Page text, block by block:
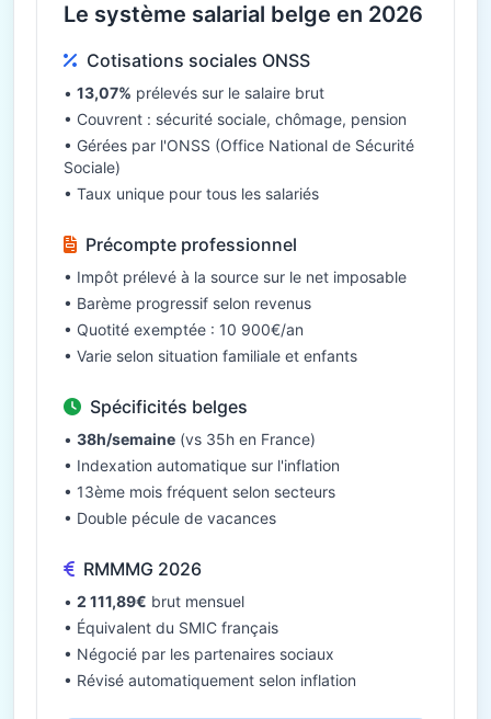
Le système salarial belge en 2026
Cotisations sociales ONSS
• 13,07% prélevés sur le salaire brut
• Couvrent : sécurité sociale, chômage, pension
• Gérées par l'ONSS (Office National de Sécurité
Sociale)
• Taux unique pour tous les salariés
Précompte professionnel
• Impôt prélevé à la source sur le net imposable
• Barème progressif selon revenus
• Quotité exemptée : 10 900€/an
• Varie selon situation familiale et enfants
Spécificités belges
• 38h/semaine (vs 35h en France)
• Indexation automatique sur l'inflation
• 13ème mois fréquent selon secteurs
• Double pécule de vacances
RMMMG 2026
• 2 111,89€ brut mensuel
• Équivalent du SMIC français
• Négocié par les partenaires sociaux
• Révisé automatiquement selon inflation